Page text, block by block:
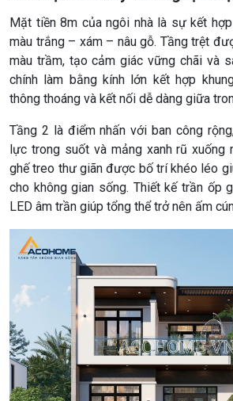
Mặt tiền 8m của ngôi nhà là sự kết
màu trắng – xám – nâu gỗ. Tầng trệt
màu trầm, tạo cảm giác vững chãi và
chính làm bằng kính lớn kết hợp
thông thoáng và kết nối dễ dàng giữa
Tầng 2 là điểm nhấn với ban công
lực trong suốt và mảng xanh rũ xuống
ghế treo thư giãn được bố trí khéo léo
cho không gian sống. Thiết kế trần ốp
LED âm trần giúp tổng thể trở nên ấm